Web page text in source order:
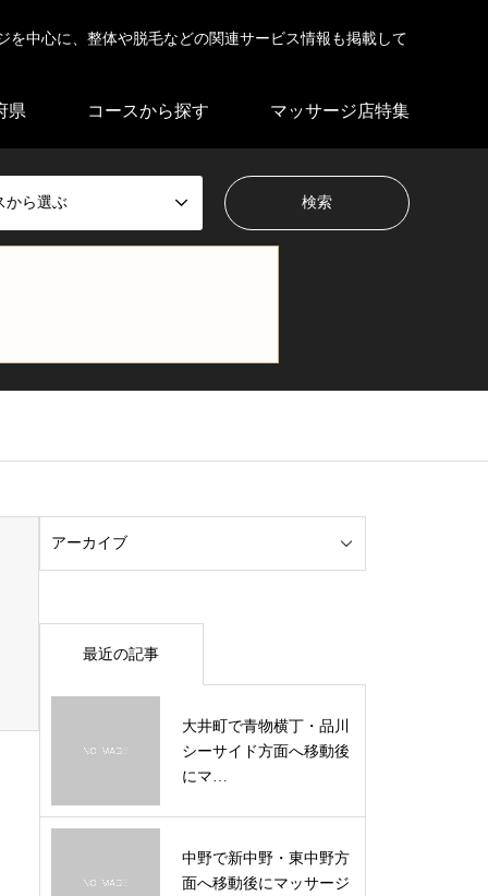
中心に、整体や脱毛などの関連サービス情報も掲載して
県 コースから探す マッサージ店特集
から選ぶ
最近の記事
大井町で青物横丁・品川
シーサイド方面へ移動後
にマ…
中野で新中野・東中野方
面へ移動後にマッサージ